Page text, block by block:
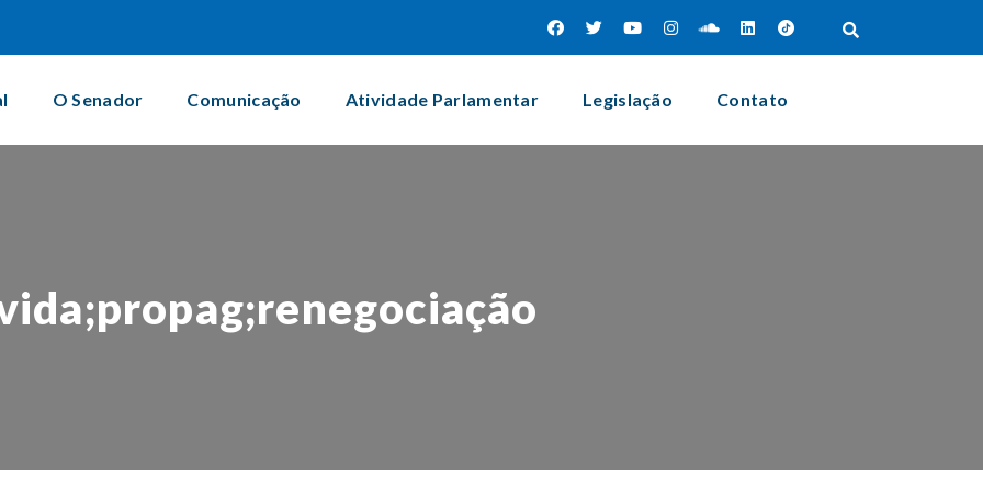
O Senador Comunicação Atividade Parlamentar Legislação Contato